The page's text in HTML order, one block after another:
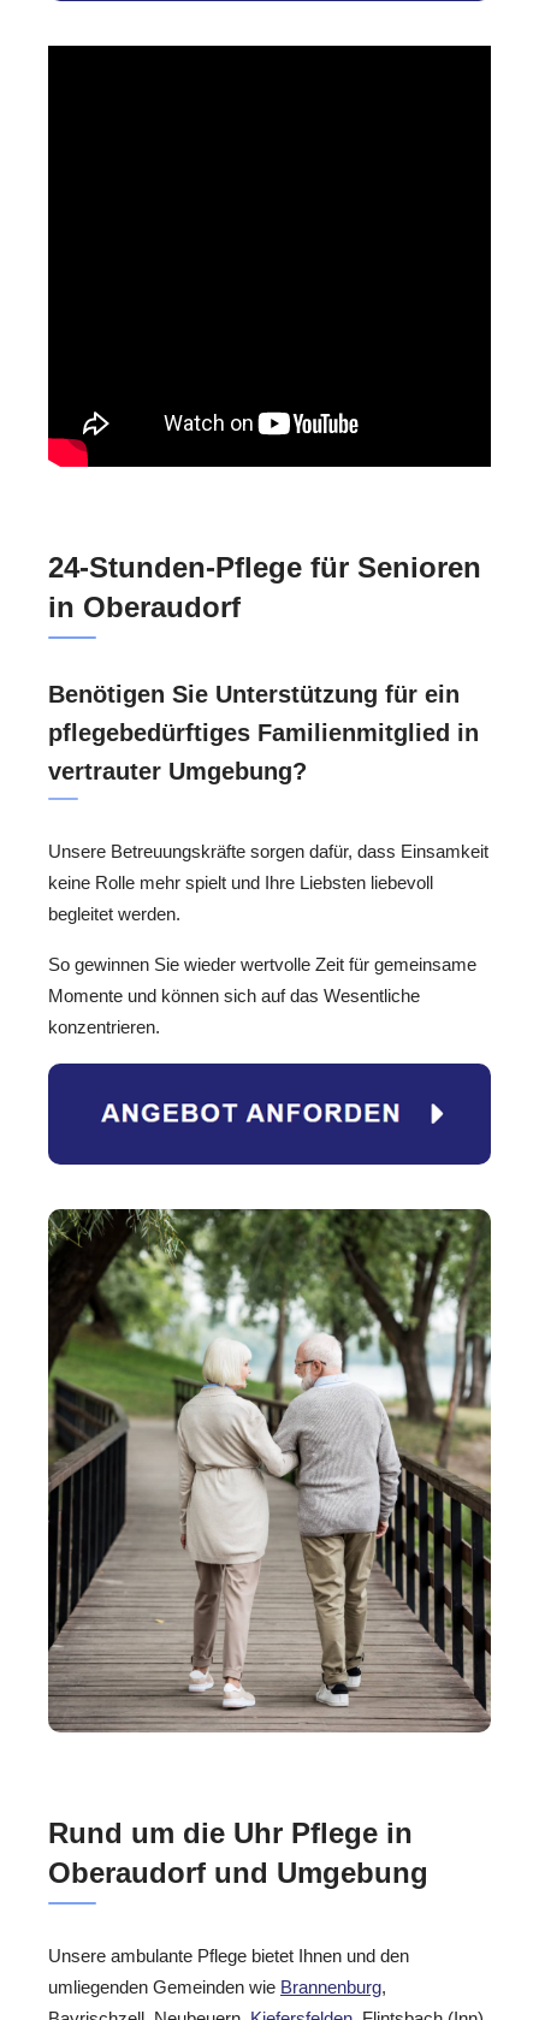
24-Stunden-Pflege für Senioren
in Oberaudorf
Benötigen Sie Unterstützung für ein
pflegebedürftiges Familienmitglied in
vertrauter Umgebung?
Unsere Betreuungskräfte sorgen dafür, dass Einsamkeit
keine Rolle mehr spielt und Ihre Liebsten liebevoll
begleitet werden.
So gewinnen Sie wieder wertvolle Zeit für gemeinsame
Momente und können sich auf das Wesentliche
konzentrieren.
Rund um die Uhr Pflege in
Oberaudorf und Umgebung
Unsere ambulante Pflege bietet Ihnen und den
umliegenden Gemeinden wie Brannenburg,